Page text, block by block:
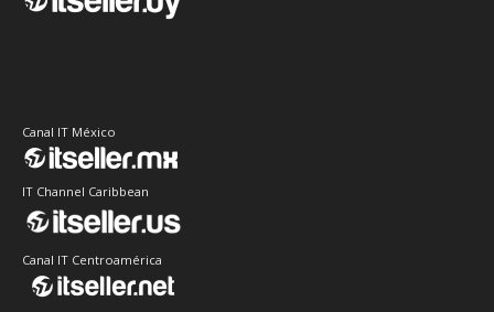
Canal IT México
IT Channel Caribbean
Canal IT Centroamérica